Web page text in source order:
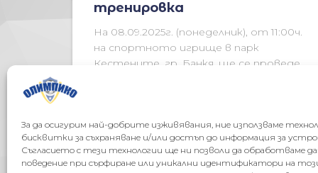
За да осигурим най-добрите изживявания, ние използваме
бисквитки за съхраняване и/или достъп до информация за
Съгласието с тези технологии ще ни позволи да обработваме
поведение при сърфиране или уникални идентификатори на
тренировка
На 08.09.2025г. (понеделник), от 11:00ч.
на спортното игрище в парк
Кестените, гр. Банкя, ще се проведе
#BeActiveBankya, проект на СО район
Банкя по Read more…